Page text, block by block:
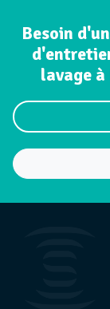
Besoin
lavage